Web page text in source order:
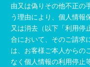
由又は偽りその他不正の
う理由により、個人情報
又は消去（以下「利用停
合において、そのご請求
は、お客様ご本人からの
なく個人情報の利用停止